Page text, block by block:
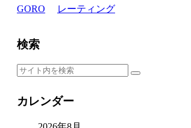
GORO レーティング
検索
カレンダー